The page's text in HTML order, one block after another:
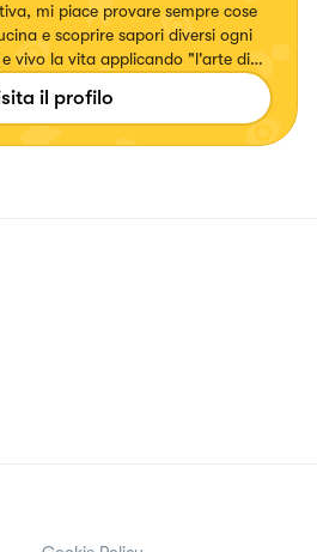
mi piace provare sempre cose
e scoprire sapori diversi ogni
vivo la vita applicando "l'arte di
cucina!
il profilo